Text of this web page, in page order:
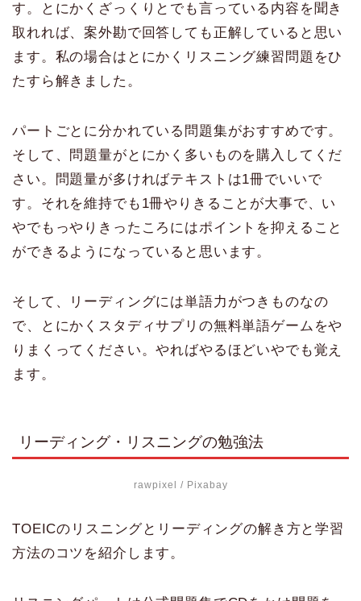
す。とにかくざっくりとでも言っている内容を聞き
取れれば、案外勘で回答しても正解していると思い
ます。私の場合はとにかくリスニング練習問題をひ
たすら解きました。
パートごとに分かれている問題集がおすすめです。
そして、問題量がとにかく多いものを購入してくだ
さい。問題量が多ければテキストは1冊でいいで
す。それを維持でも1冊やりきることが大事で、い
やでもっやりきったころにはポイントを抑えること
ができるようになっていると思います。
そして、リーディングには単語力がつきものなの
で、とにかくスタディサプリの無料単語ゲームをや
りまくってください。やればやるほどいやでも覚え
ます。
リーディング・リスニングの勉強法
rawpixel / Pixabay
TOEICのリスニングとリーディングの解き方と学習
方法のコツを紹介します。